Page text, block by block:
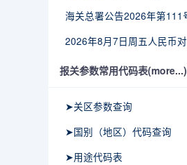
报关参数常用代码表(more...)
➤关区参数查询
➤国别（地区）代码查询
➤用途代码表